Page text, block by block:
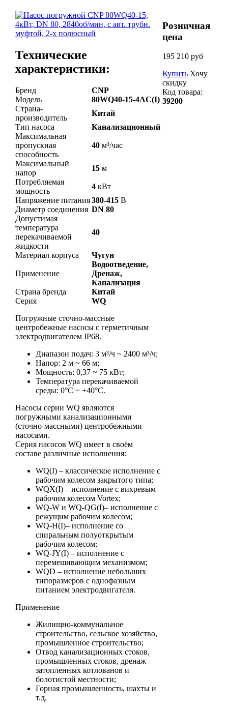
Технические
характеристики:
Бренд
CNP
Модель
80WQ40-15-4AC(I)
Страна-
производитель
Китай
Тип насоса
Канализационный
Максимальная
пропускная
способность
40 м³/час
Максимальный
напор
15 м
Потребляемая
мощность
4 кВт
Напряжение питания380-415 В
Диаметр соединения DN 80
Допустимая
температура
перекачиваемой
жидкости
40
Материал корпуса Чугун
Применение
Водоотведение,
Дренаж,
Канализация
Страна бренда
Китай
Серия
WQ
Погружные сточно-массные
центробежные насосы с герметичным
электродвигателем IP68.
Диапазон подач: 3 м³/ч ~ 2400 м³/ч;
Напор: 2 м ~ 66 м;
Мощность: 0,37 ~ 75 кВт;
Температура перекачиваемой
среды: 0°С ~ +40°С.
Насосы серии WQ являются
погружными канализационными
(сточно-массными) центробежными
насосами.
Серия насосов WQ имеет в своём
составе различные исполнения:
WQ(I) – классическое исполнение с
рабочим колесом закрытого типа;
WQX(I) – исполнение с вихревым
рабочим колесом Vortex;
WQ-W и WQ-QG(I)– исполнение с
режущим рабочим колесом;
WQ-H(I)– исполнение со
спиральным полуоткрытым
рабочим колесом;
WQ-JY(I) – исполнение с
перемешивающим механизмом;
WQD – исполнение небольших
типоразмеров с однофазным
питанием электродвигателя.
Применение
Жилищно-коммунальное
строительство, сельское хозяйство,
промышленное строительство;
Отвод канализационных стоков,
промышленных стоков, дренаж
затопленных котлованов и
болотистой местности;
Горная промышленность, шахты и
т.д.
Розничная
цена
195 210 руб
Купить Хочу
скидку
Код товара:
39200